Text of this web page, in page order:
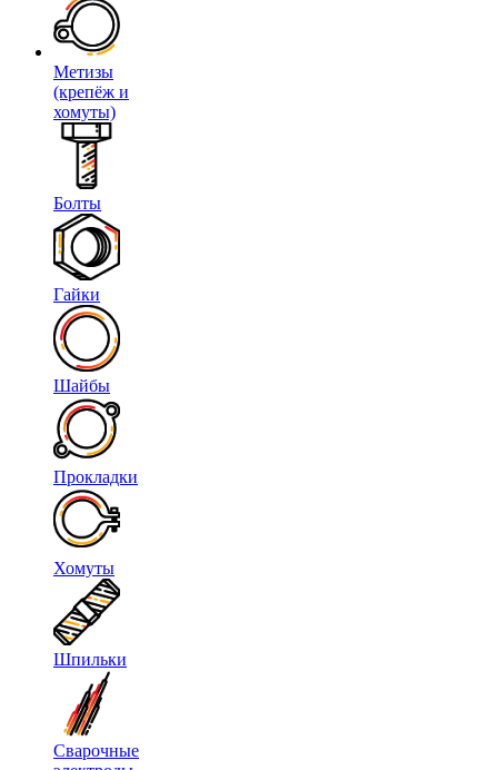
Метизы
(крепёж и
хомуты)
Болты
Гайки
Шайбы
Прокладки
Хомуты
Шпильки
Сварочные